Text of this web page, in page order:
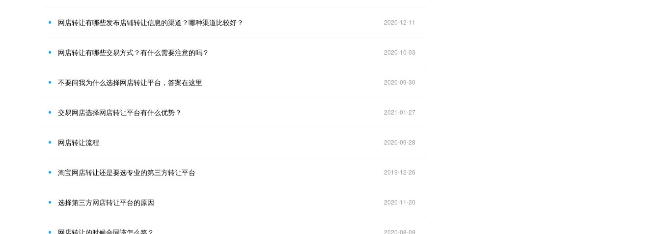
网店转让有哪些发布店铺转让信息的渠道？哪种渠道比较好？ 2020-12-11
网店转让有哪些交易方式？有什么需要注意的吗？ 2020-10-03
不要问我为什么选择网店转让平台，答案在这里 2020-09-30
交易网店选择网店转让平台有什么优势？ 2021-01-27
网店转让流程 2020-09-28
淘宝网店转让还是要选专业的第三方转让平台 2019-12-26
选择第三方网店转让平台的原因 2020-11-20
2020-08-09